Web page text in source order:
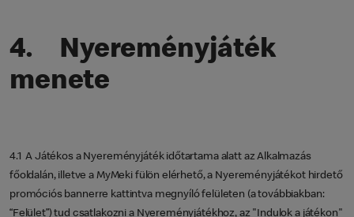
4. Nyereményjáték
menete
4.1 A Játékos a Nyereményjáték időtartama alatt az Alkalmazás
főoldalán, illetve a MyMeki fülön elérhető, a Nyereményjátékot hirdető
promóciós bannerre kattintva megnyíló felületen (a továbbiakban:
“Felület”) tud csatlakozni a Nyereményjátékhoz, az "Indulok a játékon"